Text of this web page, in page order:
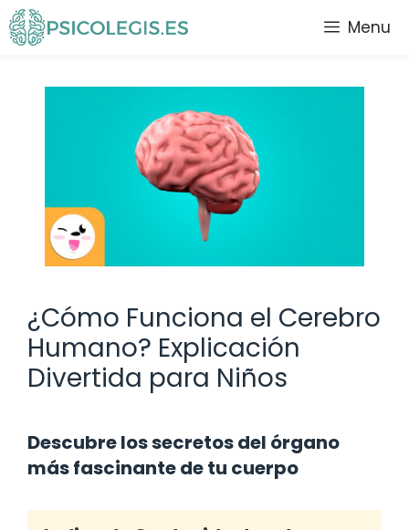
Saltar
al
Menu
¿Cómo Funciona el Cerebro
Humano? Explicación
Divertida para Niños
Descubre los secretos del órgano
más fascinante de tu cuerpo